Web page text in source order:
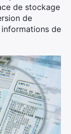
de stockage
de
de